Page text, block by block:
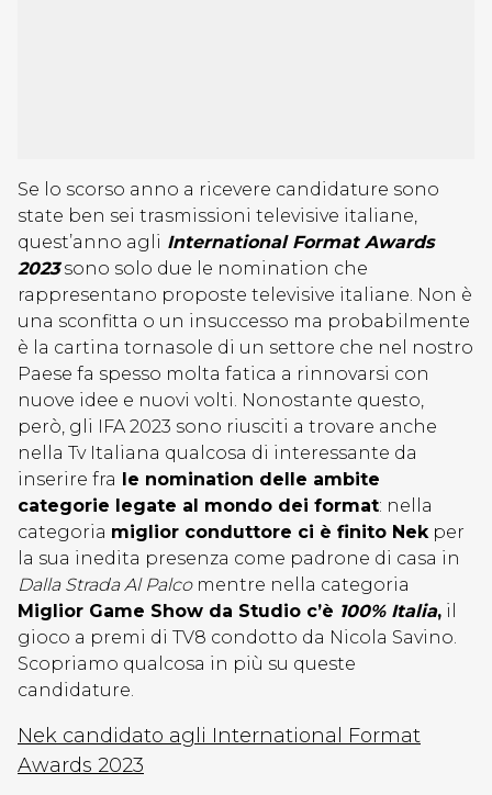
Se lo scorso anno a ricevere candidature sono
state ben sei trasmissioni televisive italiane,
quest’anno agli International Format Awards
2023sono solo due le nomination che
rappresentano proposte televisive italiane. Non è
una sconfitta o un insuccesso ma probabilmente
è la cartina tornasole di un settore che nel nostro
Paese fa spesso molta fatica a rinnovarsi con
nuove idee e nuovi volti. Nonostante questo,
però, gli IFA 2023 sono riusciti a trovare anche
nella Tv Italiana qualcosa di interessante da
inserire fra le nomination delle ambite
categorie legate al mondo dei format: nella
categoria miglior conduttore ci è finito Nekper
la sua inedita presenza come padrone di casa in
Dalla Strada Al Palco mentre nella categoria
Miglior Game Show da Studio c’è 100% Italia, il
gioco a premi di TV8 condotto da Nicola Savino.
Scopriamo qualcosa in più su queste
candidature.
Nek candidato agli International Format
Awards 2023